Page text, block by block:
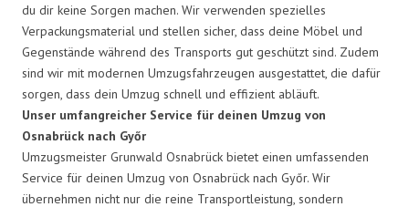
du dir keine Sorgen machen. Wir verwenden spezielles
Verpackungsmaterial und stellen sicher, dass deine Möbel und
Gegenstände während des Transports gut geschützt sind. Zudem
sind wir mit modernen Umzugsfahrzeugen ausgestattet, die dafür
sorgen, dass dein Umzug schnell und effizient abläuft.
Unser umfangreicher Service für deinen Umzug von
Osnabrück nach Győr
Umzugsmeister Grunwald Osnabrück bietet einen umfassenden
Service für deinen Umzug von Osnabrück nach Győr. Wir
übernehmen nicht nur die reine Transportleistung, sondern